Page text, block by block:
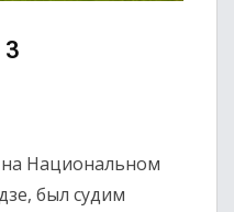
3
Национальном
был судим